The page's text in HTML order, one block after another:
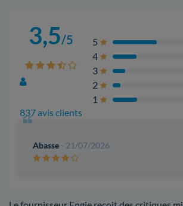
3,5/5
837 avis clients
5
4
3
2
1
Abasse - 21/07/2026